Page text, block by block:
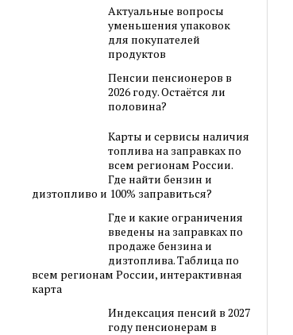
Актуальные вопросы
уменьшения упаковок
для покупателей
продуктов
Пенсии пенсионеров в
2026 году. Остаётся ли
половина?
Карты и сервисы наличия
топлива на заправках по
всем регионам России.
Где найти бензин и
дизтопливо и 100% заправиться?
Где и какие ограничения
введены на заправках по
продаже бензина и
дизтоплива. Таблица по
всем регионам России, интерактивная
карта
Индексация пенсий в 2027
году пенсионерам в